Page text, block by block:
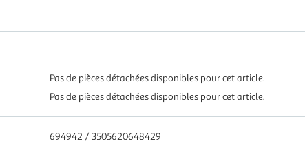
Pas de pièces détachées disponibles pour cet article.
Pas de pièces détachées disponibles pour cet article.
694942 / 3505620648429